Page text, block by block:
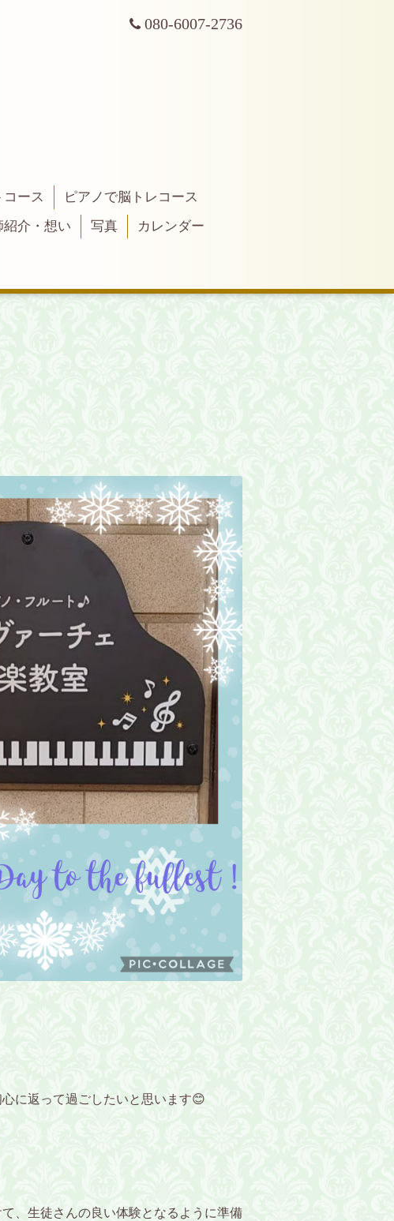
080-6007-2736
ース
ピアノで脳トレコース
紹介・想い 写真
カレンダー
に返って過ごしたいと思います😊
、生徒さんの良い体験となるように準備